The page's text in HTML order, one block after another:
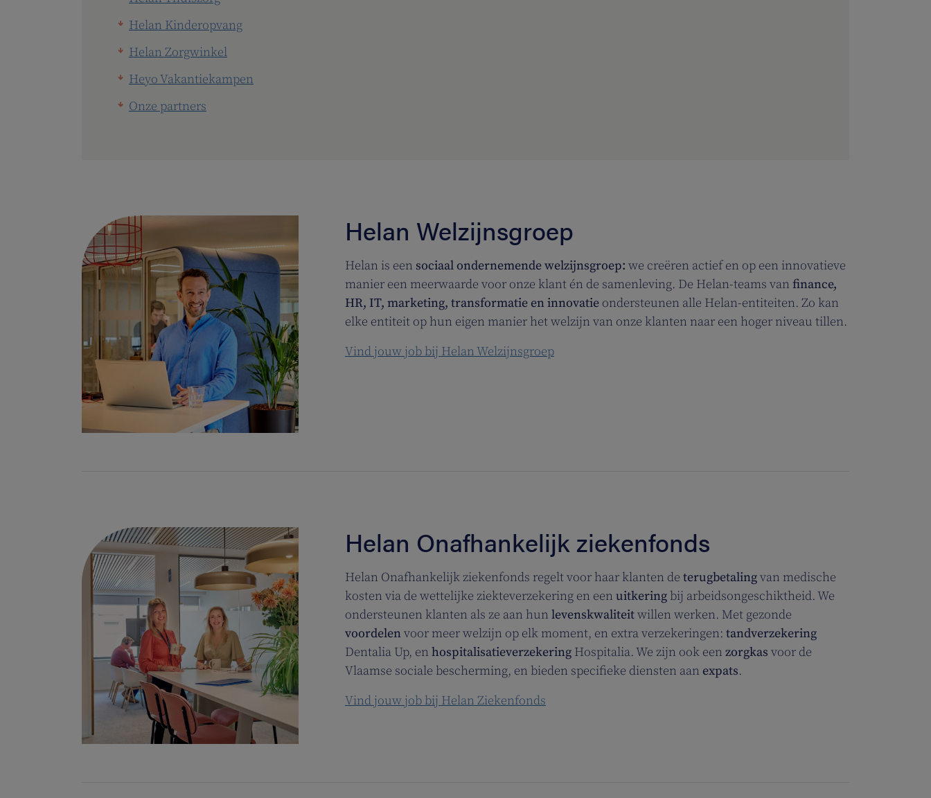
Helan Kinderopvang
Helan Zorgwinkel
Heyo Vakantiekampen
Onze partners
Helan Welzijnsgroep
Helan is een sociaal ondernemende welzijnsgroep: we creëren actief en op een innovatieve
manier een meerwaarde voor onze klant én de samenleving. De Helan-teams van finance,
HR, IT, marketing, transformatie en innovatie ondersteunen alle Helan-entiteiten. Zo kan
elke entiteit op hun eigen manier het welzijn van onze klanten naar een hoger niveau tillen.
Vind jouw job bij Helan Welzijnsgroep
Helan Onafhankelijk ziekenfonds
Helan Onafhankelijk ziekenfonds regelt voor haar klanten de terugbetalingvan medische
kosten via de wettelijke ziekteverzekering en een uitkering bij arbeidsongeschiktheid. We
ondersteunen klanten als ze aan hun levenskwaliteitwillen werken. Met gezonde
voordelenvoor meer welzijn op elk moment, en extra verzekeringen: tandverzekering
Dentalia Up, en hospitalisatieverzekering Hospitalia. We zijn ook een zorgkas voor de
Vlaamse sociale bescherming, en bieden specifieke diensten aan expats.
Vind jouw job bij Helan Ziekenfonds